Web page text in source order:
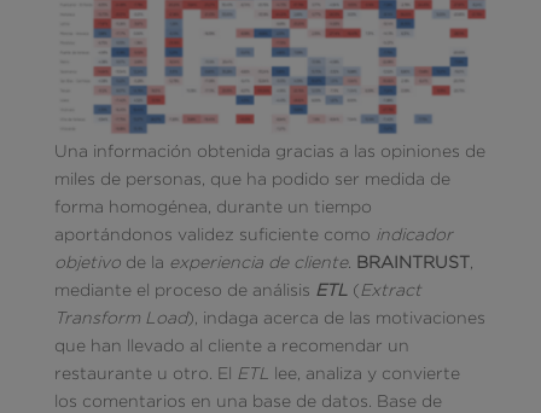
Una información obtenida gracias a las opiniones de
miles de personas, que ha podido ser medida de
forma homogénea, durante un tiempo
aportándonos validez suficiente como indicador
objetivode la experiencia de cliente. BRAINTRUST,
mediante el proceso de análisis ETL ( Extract
Transform Load), indaga acerca de las motivaciones
que han llevado al cliente a recomendar un
restaurante u otro. El ETL lee, analiza y convierte
los comentarios en una base de datos. Base de